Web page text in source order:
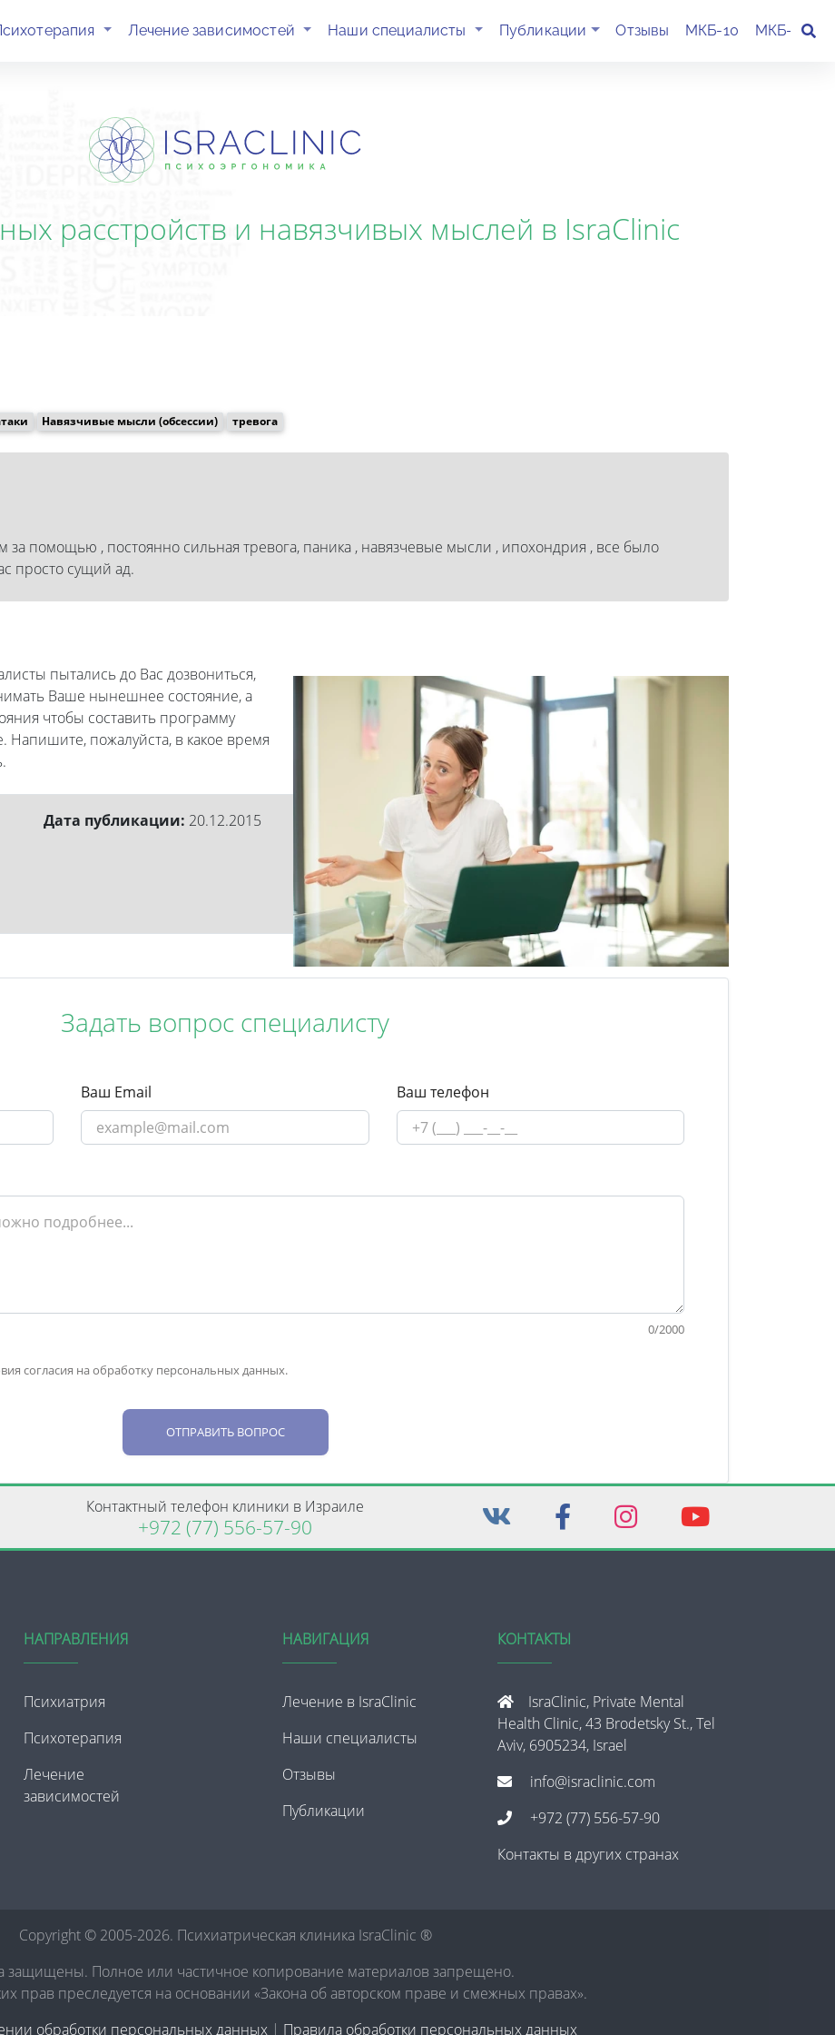
(current)Лечение зависимостей (current)Наши специалисты (current)Публикации Отзывы МКБ-10 МКБ-11
расстройств и навязчивых мыслей в IsraClinic
Навязчивые мысли (обсессии) тревога
за помощью , постоянно сильная тревога, паника , навязчевые мысли , ипохондрия , все было
просто сущий ад.
пытались до Вас дозвониться,
Ваше нынешнее состояние, а
чтобы составить программу
пожалуйста, в какое время
Дата публикации: 20.12.2015
Задать вопрос специалисту
Ваш Email Ваш телефон
0/2000
согласия на обработку персональных данных.
ОТПРАВИТЬ ВОПРОС
Контактный телефон клиники в Израиле
+972 (77) 556-57-90
НАПРАВЛЕНИЯ
Психиатрия
Психотерапия
Лечение
зависимостей
НАВИГАЦИЯ
Лечение в IsraClinic
Наши специалисты
Отзывы
Публикации
КОНТАКТЫ
IsraClinic, Private Mental
Health Clinic, 43 Brodetsky St., Tel
Aviv, 6905234, Israel
info@israclinic.com
+972 (77) 556-57-90
Контакты в других странах
Copyright © 2005-2026. Психиатрическая клиника IsraClinic ®
защищены. Полное или частичное копирование материалов запрещено.
прав преследуется на основании «Закона об авторском праве и смежных правах».
обработки персональных данных | Правила обработки персональных данных